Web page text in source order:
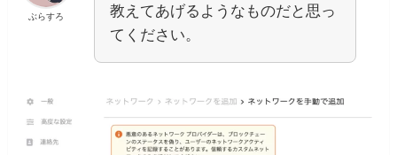
ぶらすろ
教えてあげるようなものだと思っ
てください。